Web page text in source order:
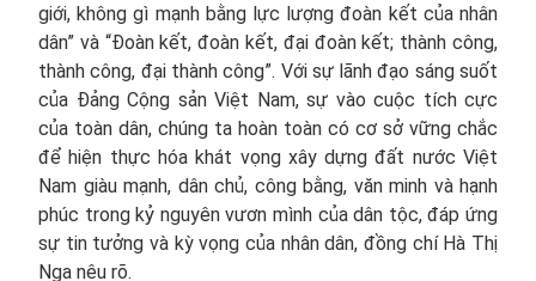
giới, không gì mạnh bằng lực lượng đoàn kết của nhân
dân” và “Đoàn kết, đoàn kết, đại đoàn kết; thành công,
thành công, đại thành công”. Với sự lãnh đạo sáng suốt
của Đảng Cộng sản Việt Nam, sự vào cuộc tích cực
của toàn dân, chúng ta hoàn toàn có cơ sở vững chắc
để hiện thực hóa khát vọng xây dựng đất nước Việt
Nam giàu mạnh, dân chủ, công bằng, văn minh và hạnh
phúc trong kỷ nguyên vươn mình của dân tộc, đáp ứng
sự tin tưởng và kỳ vọng của nhân dân, đồng chí Hà Thị
Nga nêu rõ.